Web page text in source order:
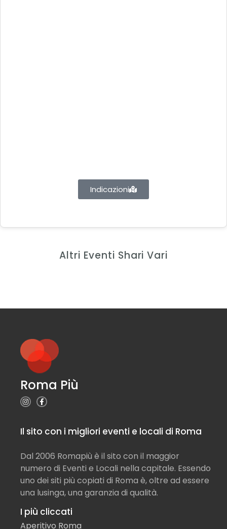
Indicazioni
Altri Eventi Shari Vari
Roma Più
Il sito con i migliori eventi e locali di Roma
Dal 2006 Romapiù è il sito con il maggior
numero di Eventi e Locali nella capitale. Essendo
uno dei siti più copiati di Roma è, oltre ad essere
una lusinga, una garanzia di qualità.
I più cliccati
Aperitivo Roma